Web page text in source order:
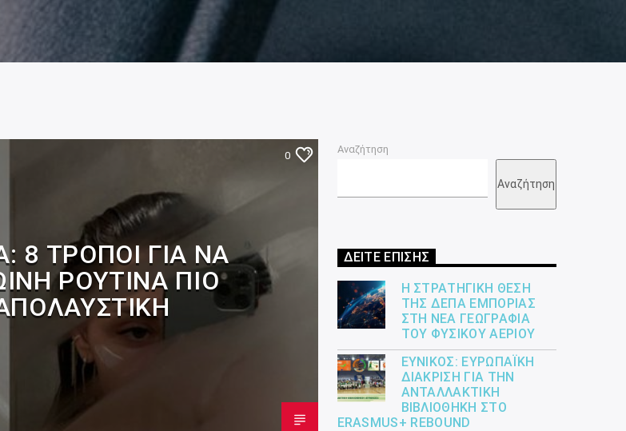
0
8 ΤΡΌΠΟΙ ΓΙΑ ΝΑ
ΡΟΥΤΊΝΑ ΠΙΟ
Αναζήτηση
Αναζήτηση
ΔΕΙΤΕ ΕΠΙΣΗΣ
Η ΣΤΡΑΤΗΓΙΚΉ ΘΈΣΗ
ΤΗΣ ΔΕΠΑ ΕΜΠΟΡΊΑΣ
ΣΤΗ ΝΈΑ ΓΕΩΓΡΑΦΊΑ
ΤΟΥ ΦΥΣΙΚΟΎ ΑΕΡΊΟΥ
ΕΎΝΙΚΟΣ: ΕΥΡΩΠΑΪΚΉ
ΔΙΆΚΡΙΣΗ ΓΙΑ ΤΗΝ
ΑΝΤΑΛΛΑΚΤΙΚΉ
ΒΙΒΛΙΟΘΉΚΗ ΣΤΟ
ERASMUS+ REBOUND